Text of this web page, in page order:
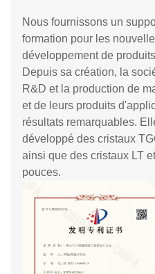
Nous fournissons un
formation pour les
développement de
Depuis sa création, la
R&D et la production de
et de leurs produits
résultats remarquables.
développé des cristaux
ainsi que des cristaux LT
pouces.